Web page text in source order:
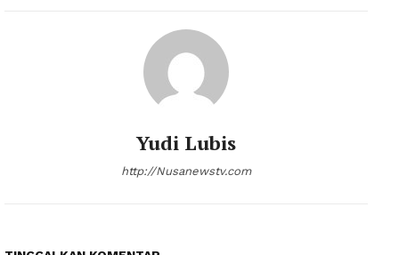
Magazine PRO
Yudi Lubis
http://Nusanewstv.com